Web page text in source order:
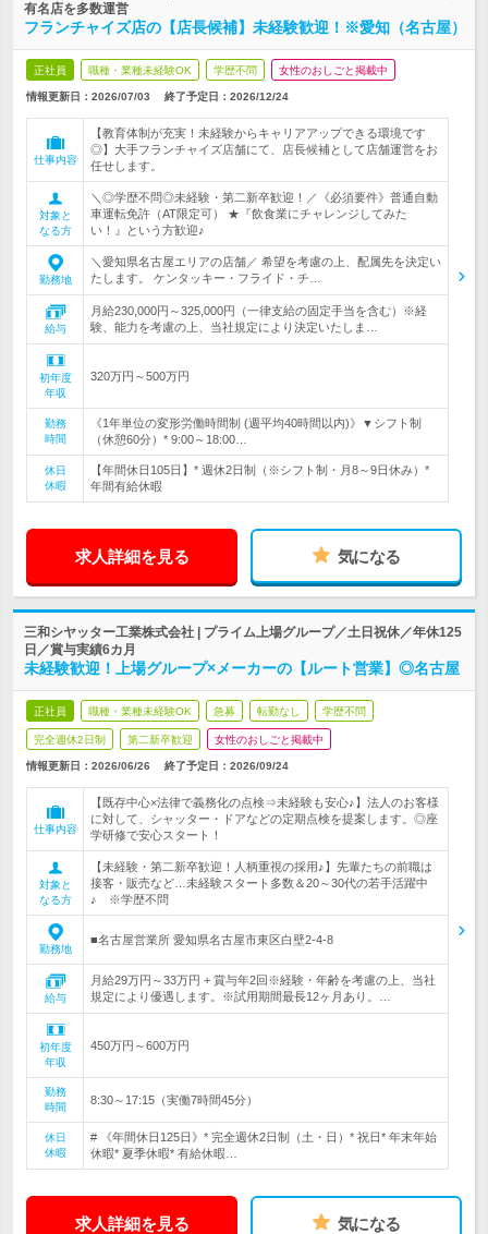
有名店を多数運営
フランチャイズ店の【店長候補】未経験歓迎！※愛知（名古屋）
正社員 職種・業種未経験OK 学歴不問 女性のおしごと掲載中
情報更新日：2026/07/03 終了予定日： 2026/12/24
仕事内容
【教育体制が充実！未経験からキャリアアップできる環境です
◎】大手フランチャイズ店舗にて、店長候補として店舗運営をお
任せします。
対象と
なる方
＼◎学歴不問◎未経験・第二新卒歓迎！／《必須要件》普通自動
車運転免許（AT限定可） ★『飲食業にチャレンジしてみた
い！』という方歓迎♪
勤務地
＼愛知県名古屋エリアの店舗／ 希望を考慮の上、配属先を決定い
たします。 ケンタッキー・フライド・チ…
給与
月給230,000円～325,000円（一律支給の固定手当を含む）※経
験、能力を考慮の上、当社規定により決定いたしま…
初年度
年収
320万円～500万円
勤務
時間
《1年単位の変形労働時間制 (週平均40時間以内)》▼シフト制
（休憩60分）* 9:00～18:00…
休日
休暇
【年間休日105日】* 週休2日制（※シフト制・月8～9日休み）*
年間有給休暇
求人詳細を見る 気になる
三和シヤッター工業株式会社 | プライム上場グループ／土日祝休／年休125
日／賞与実績6カ月
未経験歓迎！上場グループ×メーカーの【ルート営業】◎名古屋
正社員 職種・業種未経験OK 急募 転勤なし 学歴不問
完全週休2日制 第二新卒歓迎 女性のおしごと掲載中
情報更新日：2026/06/26 終了予定日： 2026/09/24
仕事内容
【既存中心×法律で義務化の点検⇒未経験も安心♪】法人のお客様
に対して、シャッター・ドアなどの定期点検を提案します。◎座
学研修で安心スタート！
対象と
なる方
【未経験・第二新卒歓迎！人柄重視の採用♪】先輩たちの前職は
接客・販売など…未経験スタート多数＆20～30代の若手活躍中
♪ ※学歴不問
勤務地
■名古屋営業所 愛知県名古屋市東区白壁2-4-8
給与
月給29万円～33万円 + 賞与年2回※経験・年齢を考慮の上、当社
規定により優遇します。※試用期間最長12ヶ月あり。…
初年度
年収
450万円～600万円
勤務
時間
8:30～17:15（実働7時間45分）
休日
休暇
# 《年間休日125日》* 完全週休2日制（土・日）* 祝日* 年末年始
休暇* 夏季休暇* 有給休暇…
求人詳細を見る 気になる